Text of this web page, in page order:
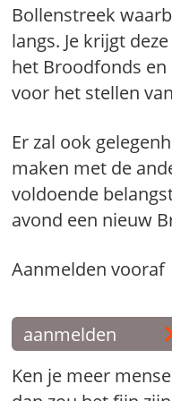
Bollenstreek
langs. Je krijgt
het Broodfonds
voor het stellen
Er zal ook
maken met de
voldoende
avond een nieuw
Aanmelden vooraf
aanmelden
Ken je meer